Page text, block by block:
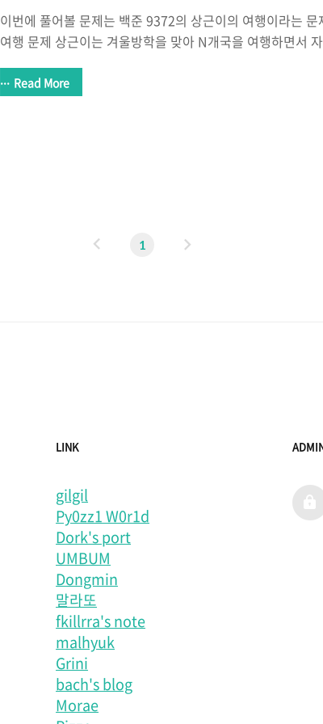
이번에 풀어볼 문제는 백준 9372의 상근이의 여행이라는
여행 문제 상근이는 겨울방학을 맞아 N개국을 여행하면서
고 국가들을 이동하려� www.acmicpc.net Spanning Tree
Read More
1
다
LINK
gilgil
Py0zz1 W0r1d
Dork's port
UMBUM
Dongmin
말라또
fkillrra's note
malhyuk
Grini
bach's blog
Morae